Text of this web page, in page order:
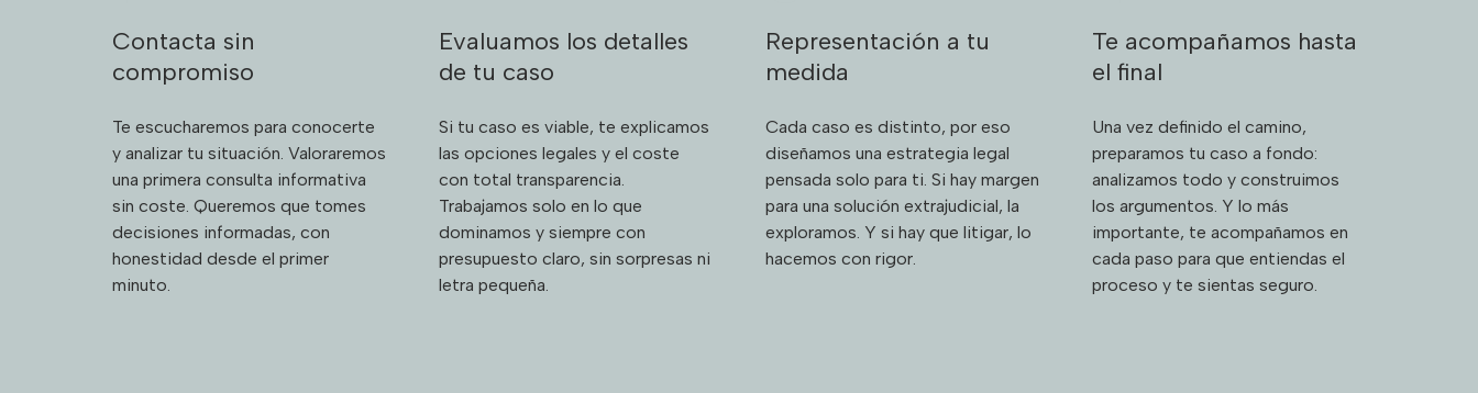
Contacta sin
compromiso
Te escucharemos para conocerte
y analizar tu situación. Valoraremos
una primera consulta informativa
sin coste. Queremos que tomes
decisiones informadas, con
honestidad desde el primer
minuto.
Evaluamos los detalles
de tu caso
Si tu caso es viable, te explicamos
las opciones legales y el coste
con total transparencia.
Trabajamos solo en lo que
dominamos y siempre con
presupuesto claro, sin sorpresas ni
letra pequeña.
Representación a tu
medida
Cada caso es distinto, por eso
diseñamos una estrategia legal
pensada solo para ti. Si hay margen
para una solución extrajudicial, la
exploramos. Y si hay que litigar, lo
hacemos con rigor.
Te acompañamos hasta
el final
Una vez definido el camino,
preparamos tu caso a fondo:
analizamos todo y construimos
los argumentos. Y lo más
importante, te acompañamos en
cada paso para que entiendas el
proceso y te sientas seguro.